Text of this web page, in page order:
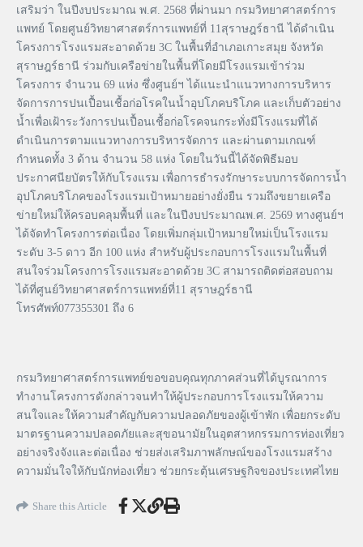
เสริมว่า ในปีงบประมาณ พ.ศ. 2568 ที่ผ่านมา กรมวิทยาศาสตร์การ
แพทย์ โดยศูนย์วิทยาศาสตร์การแพทย์ที่ 11สุราษฎร์ธานี ได้ดำเนิน
โครงการโรงแรมสะอาดด้วย 3C ในพื้นที่อำเภอเกาะสมุย จังหวัด
สุราษฎร์ธานี ร่วมกับเครือข่ายในพื้นที่โดยมีโรงแรมเข้าร่วม
โครงการ จำนวน 69 แห่ง ซึ่งศูนย์ฯ ได้แนะนำแนวทางการบริหาร
จัดการการปนเปื้อนเชื้อก่อโรคในน้ำอุปโภคบริโภค และเก็บตัวอย่าง
น้ำเพื่อเฝ้าระวังการปนเปื้อนเชื้อก่อโรคจนกระทั่งมีโรงแรมที่ได้
ดำเนินการตามแนวทางการบริหารจัดการ และผ่านตามเกณฑ์
กำหนดทั้ง 3 ด้าน จำนวน 58 แห่ง โดยในวันนี้ได้จัดพิธีมอบ
ประกาศนียบัตรให้กับโรงแรม เพื่อการธำรงรักษาระบบการจัดการน้ำ
อุปโภคบริโภคของโรงแรมเป้าหมายอย่างยั่งยืน รวมถึงขยายเครือ
ข่ายใหม่ให้ครอบคลุมพื้นที่ และในปีงบประมาณพ.ศ. 2569 ทางศูนย์ฯ
ได้จัดทำโครงการต่อเนื่อง โดยเพิ่มกลุ่มเป้าหมายใหม่เป็นโรงแรม
ระดับ 3-5 ดาว อีก 100 แห่ง สำหรับผู้ประกอบการโรงแรมในพื้นที่
สนใจร่วมโครงการโรงแรมสะอาดด้วย 3C สามารถติดต่อสอบถาม
ได้ที่ศูนย์วิทยาศาสตร์การแพทย์ที่11 สุราษฎร์ธานี
โทรศัพท์077355301 ถึง 6
กรมวิทยาศาสตร์การแพทย์ขอขอบคุณทุกภาคส่วนที่ได้บูรณาการ
ทำงานโครงการดังกล่าวจนทำให้ผู้ประกอบการโรงแรมให้ความ
สนใจและให้ความสำคัญกับความปลอดภัยของผู้เข้าพัก เพื่อยกระดับ
มาตรฐานความปลอดภัยและสุขอนามัยในอุตสาหกรรมการท่องเที่ยว
อย่างจริงจังและต่อเนื่อง ช่วยส่งเสริมภาพลักษณ์ของโรงแรมสร้าง
ความมั่นใจให้กับนักท่องเที่ยว ช่วยกระตุ้นเศรษฐกิจของประเทศไทย
Share this Article